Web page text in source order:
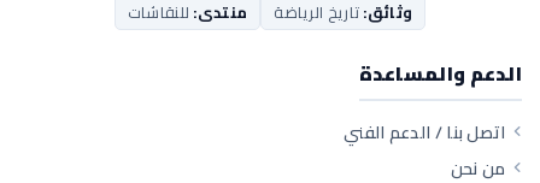
وثائق:تاريخ الرياضة منتدى: للنقاشات
الدعم والمساعدة
اتصل بنا / الدعم الفني
من نحن